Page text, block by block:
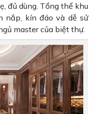
đủ dùng. Tổng thể khu
nắp, kín đáo và dễ sử
master của biệt thự.